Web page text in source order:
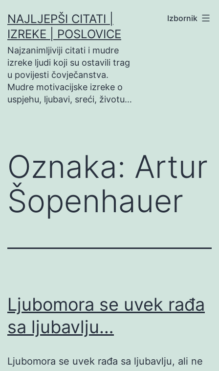
na
sadržaj
NAJLJEPŠI CITATI |
IZREKE | POSLOVICE
Najzanimljiviji citati i mudre
izreke ljudi koji su ostavili trag
u povijesti čovječanstva.
Mudre motivacijske izreke o
uspjehu, ljubavi, sreći, životu…
Izbornik
Oznaka: Artur
Šopenhauer
Ljubomora se uvek rađa
sa ljubavlju…
Ljubomora se uvek rađa sa ljubavlju, ali ne